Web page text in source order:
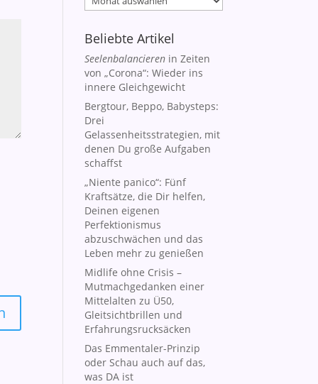
Beliebte Artikel
Seelenbalancieren in Zeiten
von „Corona“: Wieder ins
innere Gleichgewicht
Bergtour, Beppo, Babysteps:
Drei
Gelassenheitsstrategien, mit
denen Du große Aufgaben
schaffst
„Niente panico“: Fünf
Kraftsätze, die Dir helfen,
Deinen eigenen
Perfektionismus
abzuschwächen und das
Leben mehr zu genießen
Midlife ohne Crisis –
Mutmachgedanken einer
Mittelalten zu Ü50,
Gleitsichtbrillen und
Erfahrungsrucksäcken
Das Emmentaler-Prinzip
oder Schau auch auf das,
was DA ist